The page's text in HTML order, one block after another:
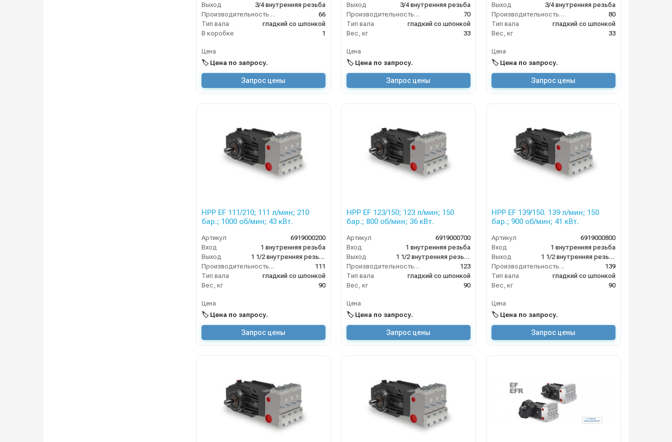
Выход
3/4 внутренняя резьба
Производительность (л/мин)
66
Тип вала
гладкий со шпонкой
В коробке
1
Цена
🏷️ Цена по запросу.
Запрос цены
Выход
3/4 внутренняя резьба
Производительность (л/мин)
70
Тип вала
гладкий со шпонкой
Вес, кг
33
Цена
🏷️ Цена по запросу.
Запрос цены
Выход
3/4 внутренняя резьба
Производительность (л/мин)
80
Тип вала
гладкий со шпонкой
Вес, кг
33
Цена
🏷️ Цена по запросу.
Запрос цены
HPP EF 111/210; 111 л/мин; 210
бар.; 1000 об/мин; 43 кВт.
Артикул
6919000200
Вход
1 внутренняя резьба
Выход
1 1/2 внутренняя резьба
Производительность (л/мин)
111
Тип вала
гладкий со шпонкой
Вес, кг
90
Цена
🏷️ Цена по запросу.
Запрос цены
HPP EF 123/150; 123 л/мин; 150
бар.; 800 об/мин; 36 кВт.
Артикул
6919000700
Вход
1 внутренняя резьба
Выход
1 1/2 внутренняя резьба
Производительность (л/мин)
123
Тип вала
гладкий со шпонкой
Вес, кг
90
Цена
🏷️ Цена по запросу.
Запрос цены
HPP EF 139/150. 139 л/мин; 150
бар.; 900 об/мин; 41 кВт.
Артикул
6919000800
Вход
1 внутренняя резьба
Выход
1 1/2 внутренняя резьба
Производительность (л/мин)
139
Тип вала
гладкий со шпонкой
Вес, кг
90
Цена
🏷️ Цена по запросу.
Запрос цены